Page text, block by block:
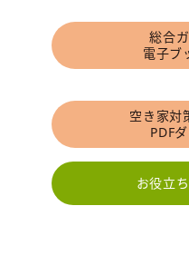
総合
電子ブ
空き家対
PDF
お役立